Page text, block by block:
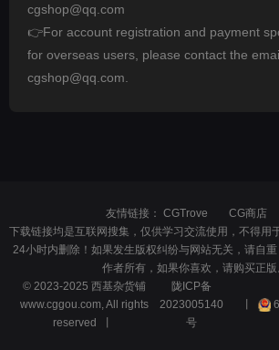
cgshop@qq.com
👉For account registration and payment
for overseas users, please contact the
cgshop@qq.com.
友情链接： CGTrove
CG商店
下载链接均是互联网搜集，仅供学习交流使用，不得用
24小时内删除！如果发生版权纠纷与网站无关，请自
作者所有，如果你喜欢，请购买正版
© 2023-2025 西基杂货铺
www.cggou.com, All rights
reserved 丨
陇ICP备
2023005140
号